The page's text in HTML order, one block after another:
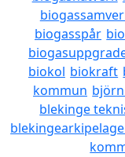
biogasspår
biokol biokraft
kommun
blekinge